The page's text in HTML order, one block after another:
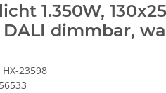
1.350W,
dimmbar,
HX-23598